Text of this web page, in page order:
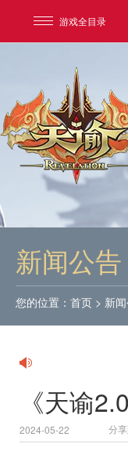
游戏全目录
网易
我的足迹：
新闻公告
您的位置： 首页 > 新
《天谕
2024-05-22 分享